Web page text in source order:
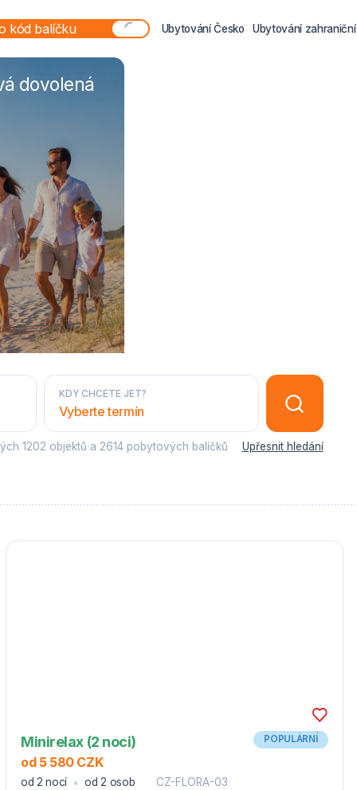
Ubytování Česko Ubytování zahraniční
dovolená
KDY CHCETE JET?
Vyberte termín
1202 objektů a 2614 pobytových balíčků Upřesnit hledání
Minirelax (2 noci)
od 5 580 CZK
POPULÁRNÍ
od 2 nocí od 2 osob
CZ-FLORA-03